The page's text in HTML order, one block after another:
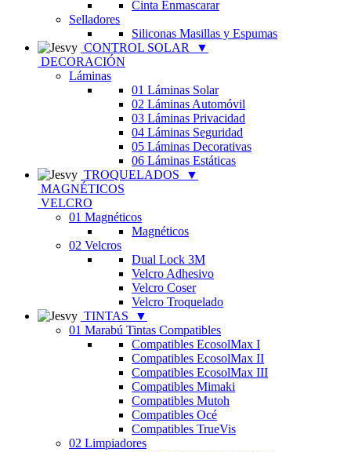
Cinta Enmascarar
Selladores
Siliconas Masillas y Espumas
CONTROL SOLAR
▼
DECORACIÓN
Láminas
01 Láminas Solar
02 Láminas Automóvil
03 Láminas Privacidad
04 Láminas Seguridad
05 Láminas Decorativas
06 Láminas Estáticas
TROQUELADOS
▼
MAGNÉTICOS
VELCRO
01 Magnéticos
Magnéticos
02 Velcros
Dual Lock 3M
Velcro Adhesivo
Velcro Coser
Velcro Troquelado
TINTAS
▼
01 Marabú Tintas Compatibles
Compatibles EcosolMax I
Compatibles EcosolMax II
Compatibles EcosolMax III
Compatibles Mimaki
Compatibles Mutoh
Compatibles Océ
Compatibles TrueVis
02 Limpiadores